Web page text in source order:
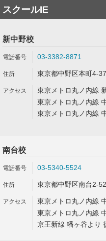
スクールIE
新中野校
03-3382-8871
東京都中野区本町4-
東京メトロ丸ノ内線
東京メトロ丸ノ内線
東京メトロ丸ノ内線
南台校
03-5340-5524
東京都中野区南台2-
東京メトロ丸ノ内線
東京メトロ丸ノ内線
京王新線 幡ヶ谷より